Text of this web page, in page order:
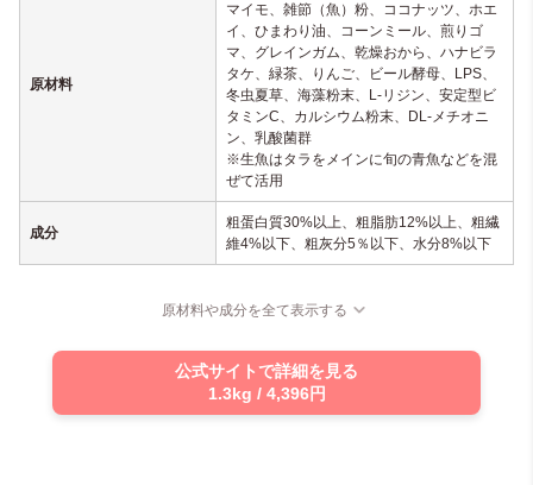
原材料
マイモ、雑節（魚）粉、ココナッツ、ホエ
イ、ひまわり油、コーンミール、煎りゴ
マ、グレインガム、乾燥おから、ハナビラ
タケ、緑茶、りんご、ビール酵母、LPS、
冬虫夏草、海藻粉末、L-リジン、安定型ビ
タミンC、カルシウム粉末、DL-メチオニ
ン、乳酸菌群
※生魚はタラをメインに旬の青魚などを混
ぜて活用
成分
粗蛋白質30%以上、粗脂肪12%以上、粗繊
維4%以下、粗灰分5％以下、水分8%以下
原材料や成分を全て表示する
公式サイトで詳細を見る
1.3kg / 4,396円